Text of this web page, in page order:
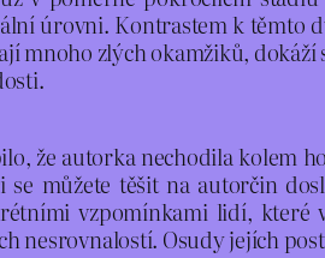
úrovni. Kontrastem k těmto
mnoho zlých okamžiků,
že autorka nechodila kolem
se můžete těšit na autorčin
vzpomínkami lidí, které
nesrovnalostí. Osudy jejích